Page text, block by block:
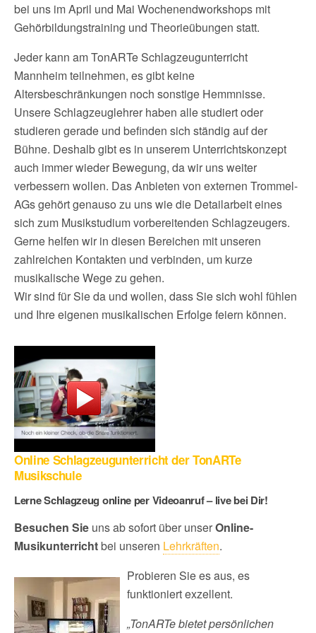
bei uns im April und Mai Wochenendworkshops mit
Gehörbildungstraining und Theorieübungen statt.
Jeder kann am TonARTe Schlagzeugunterricht
Mannheim teilnehmen, es gibt keine
Altersbeschränkungen noch sonstige Hemmnisse.
Unsere Schlagzeuglehrer haben alle studiert oder
studieren gerade und befinden sich ständig auf der
Bühne. Deshalb gibt es in unserem Unterrichtskonzept
auch immer wieder Bewegung, da wir uns weiter
verbessern wollen. Das Anbieten von externen Trommel-
AGs gehört genauso zu uns wie die Detailarbeit eines
sich zum Musikstudium vorbereitenden Schlagzeugers.
Gerne helfen wir in diesen Bereichen mit unseren
zahlreichen Kontakten und verbinden, um kurze
musikalische Wege zu gehen.
Wir sind für Sie da und wollen, dass Sie sich wohl fühlen
und Ihre eigenen musikalischen Erfolge feiern können.
Online Schlagzeugunterricht der TonARTe
Musikschule
Lerne Schlagzeug online per Videoanruf – live bei Dir!
Besuchen Sie uns ab sofort über unserOnline-
Musikunterrichtbei unseren Lehrkräften.
Probieren Sie es aus, es
funktioniert exzellent.
„TonARTe bietet persönlichen